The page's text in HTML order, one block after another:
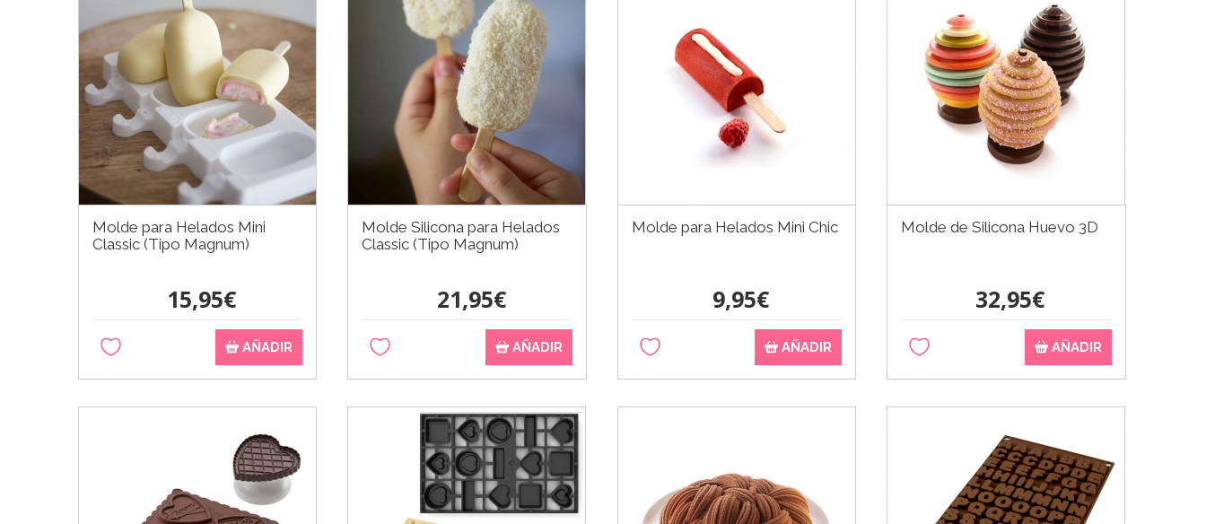
Molde para Helados Mini
Classic (Tipo Magnum)
15,95€
AÑADIR
Molde Silicona para Helados
Classic (Tipo Magnum)
21,95€
AÑADIR
Molde para Helados Mini Chic
9,95€
AÑADIR
Molde de Silicona Huevo 3D
32,95€
AÑADIR